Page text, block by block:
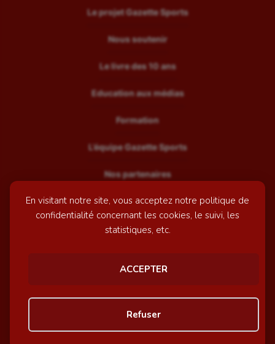
En visitant notre site, vous acceptez notre politique de
confidentialité concernant les cookies, le suivi, les
statistiques, etc.
ACCEPTER
Refuser
Le projet Gazette Sports
Nous soutenir
Le livre des 10 ans
Education aux médias
Formation
L’équipe Gazette Sports
Nos partenaires
Recrutement
Mentions légales
© GazetteSports - 2026 | Site internet réalisé par
Awelty